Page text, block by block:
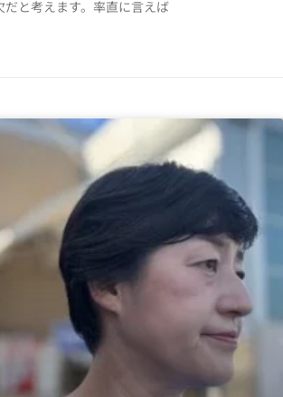
だと考えます。率直に言えば